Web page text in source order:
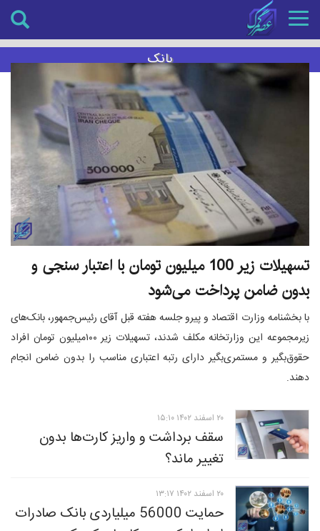
Toggle
navigation
بانک
تسهیلات زیر 100 میلیون تومان با اعتبار سنجی و
بدون ضامن پرداخت می‌شود
با بخشنامه وزارت اقتصاد و پیرو جلسه هفته قبل آقای رئیس‌جمهور، بانک‌های
زیرمجموعه این وزارتخانه مکلف شدند، تسهیلات زیر ۱۰۰میلیون تومان افراد
حقوق‌بگیر و مستمری‌بگیر دارای رتبه اعتباری مناسب را بدون ضامن انجام
دهند.
۲۰ اسفند ۱۴۰۲ ۱۵:۱۰
سقف برداشت و واریز کارت‌ها بدون
تغییر ماند؟
۲۰ اسفند ۱۴۰۲ ۱۳:۱۷
حمایت 56000 میلیاردی بانک صادرات